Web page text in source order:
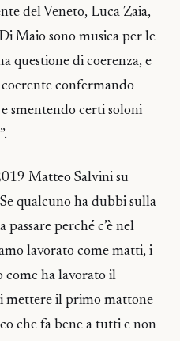
del Veneto, Luca Zaia,
Maio sono musica per le
questione di coerenza, e
confermando
smentendo certi soloni
Matteo Salvini su
qualcuno ha dubbi sulla
passare perché c’è nel
lavorato come matti, i
come ha lavorato il
mettere il primo mattone
che fa bene a tutti e non